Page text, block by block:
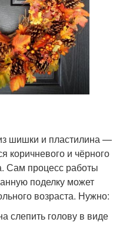
шишки и пластилина —
коричневого и чёрного
Сам процесс работы
поделку может
возраста. Нужно:
слепить голову в виде